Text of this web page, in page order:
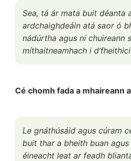
Sea, tá ár mata buit déanta
ardchaighdeáin atá saor ó
nádúrtha agus ní chuireann
míthaitneamhach i
Cé chomh fada a mhaireann
Le gnáthúsáid agus cúram
buit thar a bheith buan
éineacht leat ar feadh